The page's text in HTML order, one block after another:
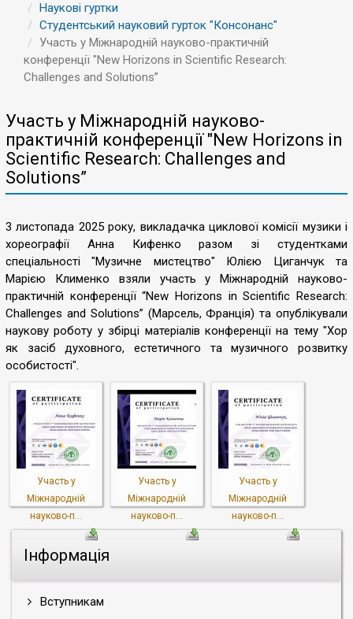
Наукові гуртки
Студентський науковий гурток "Консонанс"
Участь у Міжнародній науково-практичній
конференції "New Horizons in Scientific Research:
Challenges and Solutions”
Інформація
Вступникам
Участь у Міжнародній науково-
практичній конференції "New Horizons in
Scientific Research: Challenges and
Solutions”
3 листопада 2025 року, викладачка циклової комісії музики і
хореографії Анна Кифенко разом зі студентками
спеціальності "Музичне мистецтво" Юлією Циганчук та
Марією Клименко взяли участь у Міжнародній науково-
практичній конференції “New Horizons in Scientific Research:
Challenges and Solutions” (Марсель, Франція) та опублікували
наукову роботу у збірці матеріалів конференції на тему "Хор
як засіб духовного, естетичного та музичного розвитку
особистості".
Участь у
Міжнародній
науково-п...
Участь у
Міжнародній
науково-п...
Участь у
Міжнародній
науково-п...